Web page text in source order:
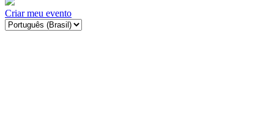
Criar meu evento